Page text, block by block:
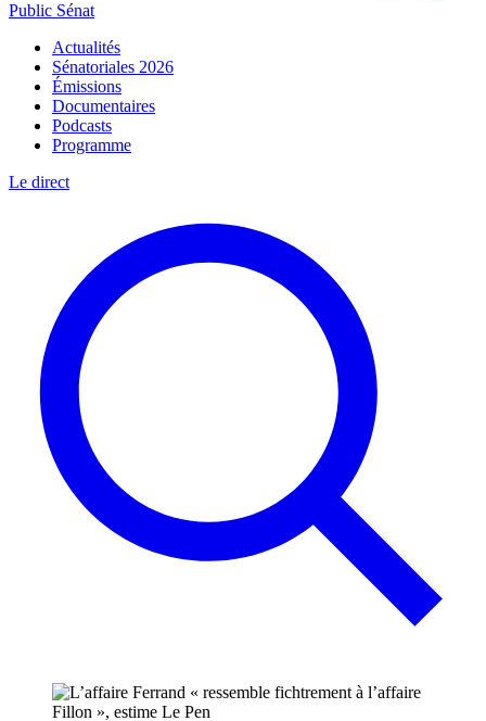
Public Sénat
Actualités
Sénatoriales 2026
Émissions
Documentaires
Podcasts
Programme
Le direct